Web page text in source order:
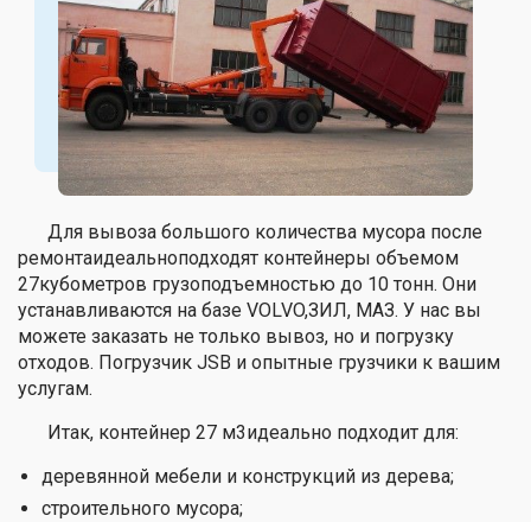
Для вывоза большого количества мусора после
ремонтаидеальноподходят контейнеры объемом
27кубометров грузоподъемностью до 10 тонн. Они
устанавливаются на базе VOLVO,ЗИЛ, МАЗ. У нас вы
можете заказать не только вывоз, но и погрузку
отходов. Погрузчик JSB и опытные грузчики к вашим
услугам.
Итак, контейнер 27 м3идеально подходит для:
деревянной мебели и конструкций из дерева;
строительного мусора;